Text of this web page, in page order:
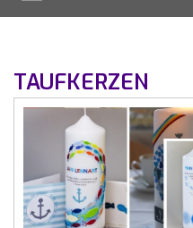
TAUFKERZEN